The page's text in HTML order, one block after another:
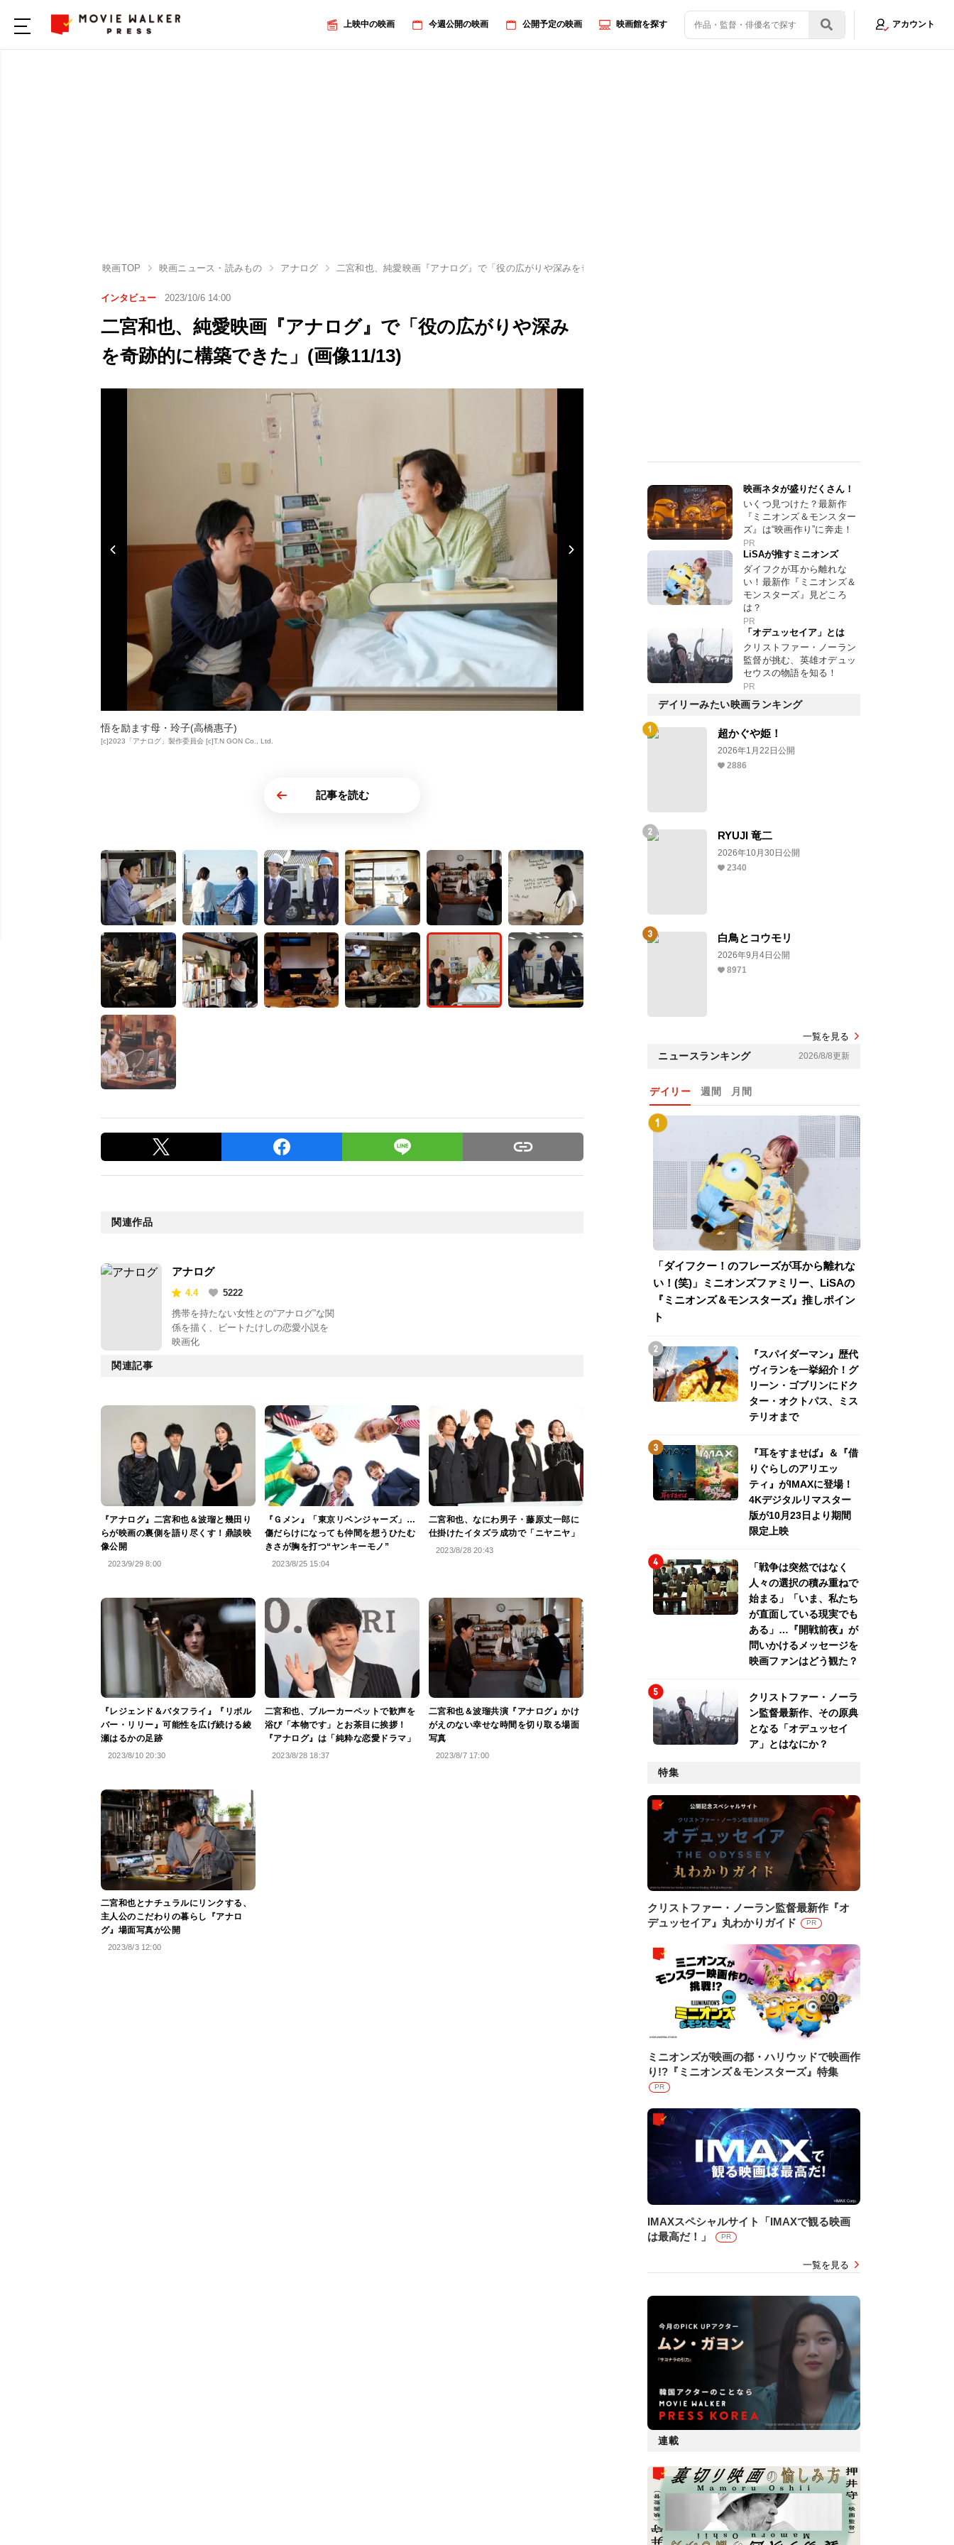
上映中の映画 今週公開の映画 公開予定の映画 映画館を探す アカウント
映画TOP 映画ニュース・読みもの アナログ 二宮和也、純愛映画『アナログ』で「役の広がりや深みを奇跡的に構築できた」
インタビュー 2023/10/6 14:00
二宮和也、純愛映画『アナログ』で「役の広がりや深み
を奇跡的に構築できた」(画像11/13)
悟を励ます母・玲子(高橋惠子)
[c]2023「アナログ」製作委員会 [c]T.N GON Co., Ltd.
記事を読む
関連作品
アナログ
4.4
5222
携帯を持たない女性との“アナログ”な関
係を描く、ビートたけしの恋愛小説を
映画化
関連記事
『アナログ』二宮和也＆波瑠と幾田り
らが映画の裏側を語り尽くす！鼎談映
像公開
2023/9/29 8:00
『Ｇメン』「東京リベンジャーズ」…
傷だらけになっても仲間を想うひたむ
きさが胸を打つ“ヤンキーモノ”
2023/8/25 15:04
二宮和也、なにわ男子・藤原丈一郎に
仕掛けたイタズラ成功で「ニヤニヤ」
2023/8/28 20:43
『レジェンド＆バタフライ』『リボル
バー・リリー』可能性を広げ続ける綾
瀬はるかの足跡
2023/8/10 20:30
二宮和也、ブルーカーペットで歓声を
浴び「本物です」とお茶目に挨拶！
『アナログ』は「純粋な恋愛ドラマ」
2023/8/28 18:37
二宮和也＆波瑠共演『アナログ』かけ
がえのない幸せな時間を切り取る場面
写真
2023/8/7 17:00
二宮和也とナチュラルにリンクする、
主人公のこだわりの暮らし『アナロ
グ』場面写真が公開
2023/8/3 12:00
映画ネタが盛りだくさん！
いくつ見つけた？最新作
『ミニオンズ＆モンスター
ズ』は“映画作り”に奔走！
PR
LiSAが推すミニオンズ
ダイフクが耳から離れな
い！最新作『ミニオンズ＆
モンスターズ』見どころ
は？
PR
「オデュッセイア」とは
クリストファー・ノーラン
監督が挑む、英雄オデュッ
セウスの物語を知る！
PR
デイリーみたい映画ランキング
超かぐや姫！
2026年1月22日公開
2886
RYUJI 竜二
2026年10月30日公開
2340
白鳥とコウモリ
2026年9月4日公開
8971
一覧を見る
ニュースランキング 2026/8/8更新
デイリー 週間 月間
「ダイフクー！のフレーズが耳から離れな
い！(笑)」ミニオンズファミリー、LiSAの
『ミニオンズ＆モンスターズ』推しポイン
ト
『スパイダーマン』歴代
ヴィランを一挙紹介！グ
リーン・ゴブリンにドク
ター・オクトパス、ミス
テリオまで
『耳をすませば』＆『借
りぐらしのアリエッ
ティ』がIMAXに登場！
4Kデジタルリマスター
版が10月23日より期間
限定上映
「戦争は突然ではなく
人々の選択の積み重ねで
始まる」「いま、私たち
が直面している現実でも
ある」…『開戦前夜』が
問いかけるメッセージを
映画ファンはどう観た？
クリストファー・ノーラ
ン監督最新作、その原典
となる「オデュッセイ
ア」とはなにか？
特集
クリストファー・ノーラン監督最新作『オ
デュッセイア』丸わかりガイド
PR
ミニオンズが映画の都・ハリウッドで映画作
り!?『ミニオンズ＆モンスターズ』特集
PR
IMAXスペシャルサイト「IMAXで観る映画
は最高だ！」
PR
一覧を見る
連載